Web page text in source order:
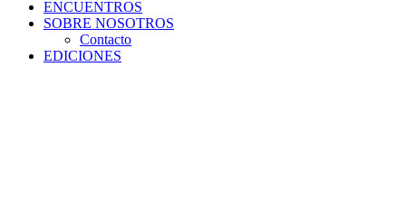
ENCUENTROS
SOBRE NOSOTROS
Contacto
EDICIONES